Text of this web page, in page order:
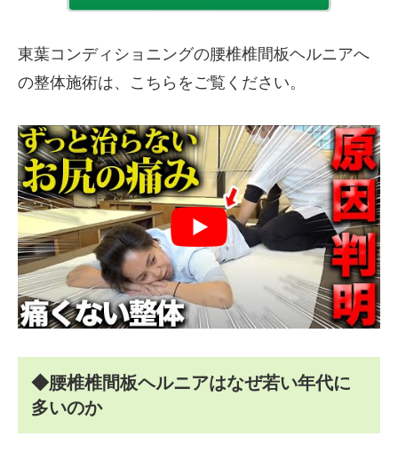
東葉コンディショニングの腰椎椎間板ヘルニアへ
の整体施術は、こちらをご覧ください。
◆腰椎椎間板ヘルニアはなぜ若い年代に
多いのか